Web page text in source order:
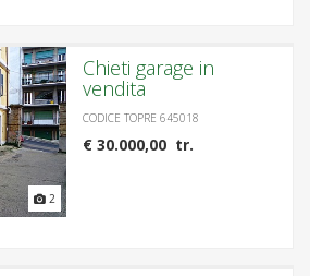
2
Chieti garage in
vendita
CODICE TOPRE 645018
€ 30.000,00 tr.